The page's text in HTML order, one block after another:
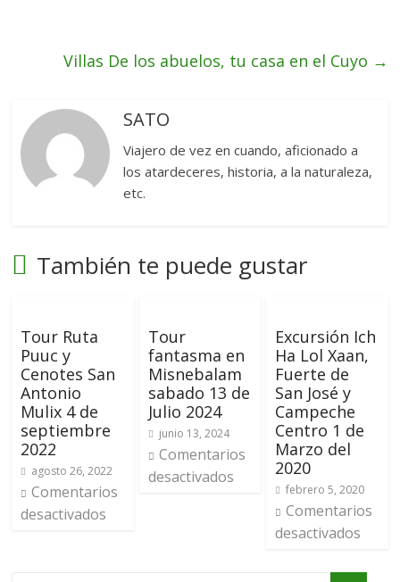
Villas De los abuelos, tu casa en el Cuyo →
SATO
Viajero de vez en cuando, aficionado a
los atardeceres, historia, a la naturaleza,
etc.
También te puede gustar
Tour Ruta
Puuc y
Cenotes San
Antonio
Mulix 4 de
septiembre
2022
agosto 26, 2022
Comentarios
desactivados
Tour
fantasma en
Misnebalam
sabado 13 de
Julio 2024
junio 13, 2024
Comentarios
desactivados
Excursión Ich
Ha Lol Xaan,
Fuerte de
San José y
Campeche
Centro 1 de
Marzo del
2020
febrero 5, 2020
Comentarios
desactivados